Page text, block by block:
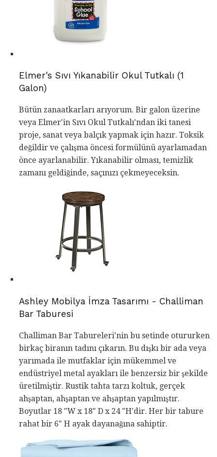
Elmer's Sıvı Yıkanabilir Okul Tutkalı (1
Galon)
Bütün zanaatkarları arıyorum. Bir galon üzerine
veya Elmer'in Sıvı Okul Tutkalı'ndan iki tanesi
proje, sanat veya balçık yapmak için hazır. Toksik
değildir ve çalışma öncesi formülünü ayarlamadan
önce ayarlanabilir. Yıkanabilir olması, temizlik
zamanı geldiğinde, saçınızı çekmeyeceksin.
Ashley Mobilya İmza Tasarımı - Challiman
Bar Taburesi
Challiman Bar Tabureleri'nin bu setinde otururken
birkaç biranın tadını çıkarın. Bu dışkı bir ada veya
yarımada ile mutfaklar için mükemmel ve
endüstriyel metal ayakları ile benzersiz bir şekilde
üretilmiştir. Rustik tahta tarzı koltuk, gerçek
ahşaptan, ahşaptan ve ahşaptan yapılmıştır.
Boyutlar 18 "W x 18" D x 24 "H'dir. Her bir tabure
rahat bir 6" H ayak dayanağına sahiptir.